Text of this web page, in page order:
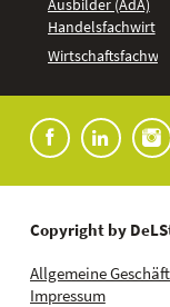
Ausbilder (AdA)
Handelsfachwirt
Wirtschaftsfachwirt
Copyright by
Allgemeine
Impressum